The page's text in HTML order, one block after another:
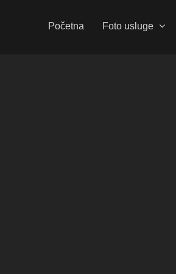
Početna Foto usluge